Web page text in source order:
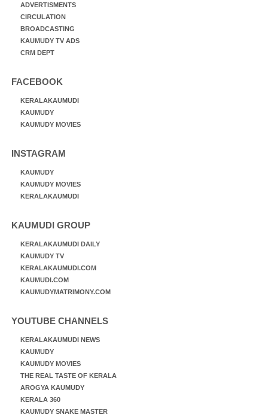
ADVERTISMENTS
CIRCULATION
BROADCASTING
KAUMUDY TV ADS
CRM DEPT
FACEBOOK
KERALAKAUMUDI
KAUMUDY
KAUMUDY MOVIES
INSTAGRAM
KAUMUDY
KAUMUDY MOVIES
KERALAKAUMUDI
KAUMUDI GROUP
KERALAKAUMUDI DAILY
KAUMUDY TV
KERALAKAUMUDI.COM
KAUMUDI.COM
KAUMUDYMATRIMONY.COM
YOUTUBE CHANNELS
KERALAKAUMUDI NEWS
KAUMUDY
KAUMUDY MOVIES
THE REAL TASTE OF KERALA
AROGYA KAUMUDY
KERALA 360
KAUMUDY SNAKE MASTER